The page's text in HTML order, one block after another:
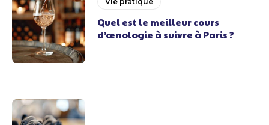
Quel est le meilleur cours
d’œnologie à suivre à Paris ?